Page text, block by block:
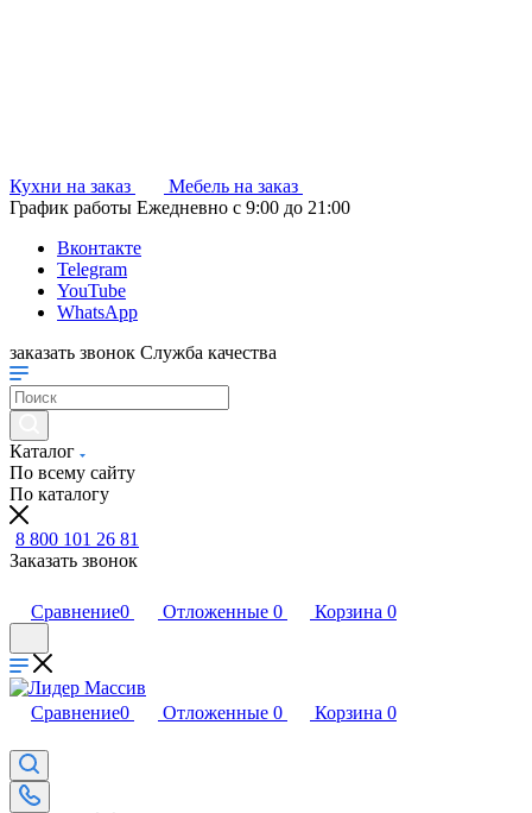
Кухни на заказ
Мебель на заказ
График работы Ежедневно с 9:00 до 21:00
Вконтакте
Telegram
YouTube
WhatsApp
заказать звонок Служба качества
Каталог
По всему сайту
По каталогу
8 800 101 26 81
Заказать звонок
Сравнение0 Отложенные 0 Корзина 0
Сравнение0 Отложенные 0 Корзина 0